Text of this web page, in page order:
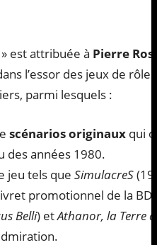
est attribuée à Pierre
l’essor des jeux de
parmi lesquels :
scénarios originaux qui
des années 1980.
jeu tels que SimulacreS
promotionnel de la BD
Belli) etAthanor, la Terre